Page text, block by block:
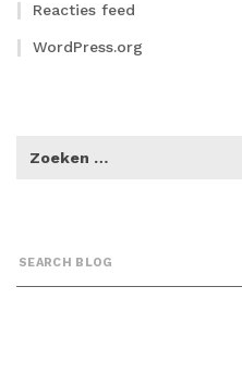
Reacties feed
WordPress.org